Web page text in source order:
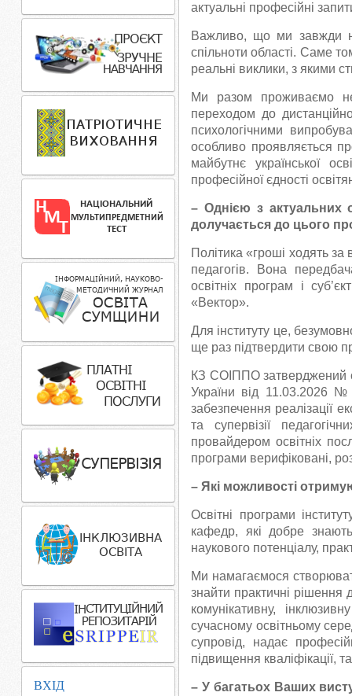
актуальні професійні
Важливо, що ми завжди
спільноти області. Саме
реальні виклики, з якими
Ми разом проживаємо
переходом до
психологічними
особливо проявляється
майбутнє української
професійної єдності
– Однією з актуальних
долучається до цього
Політика «гроші ходять за
педагогів. Вона
освітніх програм і
«Вектор».
Для інституту це,
ще раз підтвердити свою
КЗ СОІППО затверджений
України від 11.03.2026 №
забезпечення реалізації
та супервізії
провайдером освітніх
програми верифіковані,
– Які можливості
Освітні програми
кафедр, які добре
наукового потенціалу,
Ми намагаємося
знайти практичні рішення
комунікативну,
сучасному освітньому
супровід, надає
підвищення кваліфікації,
– У багатьох Ваших
ВХІД